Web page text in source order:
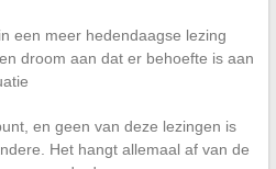
een meer hedendaagse lezing
droom aan dat er behoefte is aan
en geen van deze lezingen is
Het hangt allemaal af van de